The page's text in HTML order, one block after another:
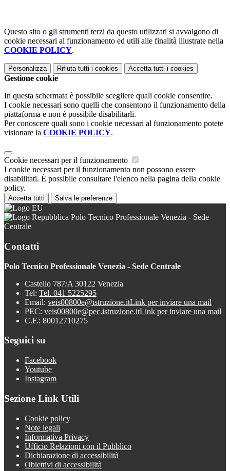
Questo sito o gli strumenti terzi da questo utilizzati si avvalgono di
cookie necessari al funzionamento ed utili alle finalità illustrate nella
COOKIE POLICY.
Personalizza Rifiuta tutti i cookies Accetta tutti i cookies
Gestione cookie
In questa schermata è possibile scegliere quali cookie consentire.
I cookie necessari sono quelli che consentono il funzionamento della
piattaforma e non è possibile disabilitarli.
Per conoscere quali sono i cookie necessari al funzionamento potete
visionare la COOKIE POLICY.
Cookie necessari per il funzionamento
I cookie necessari per il funzionamento non possono essere
disabilitati. È possibile consultare l'elenco nella pagina della cookie
policy.
Accetta tutti Salva le preferenze
Polo Tecnico Professionale Venezia - Sede
Centrale
Contatti
Polo Tecnico Professionale Venezia - Sede Centrale
Castello 787/A 30122 Venezia
Tel: Tel. 041 5225295
Email: veis00800e@istruzione.itLink per inviare una mail
PEC: veis00800e@pec.istruzione.itLink per inviare una mail
C.F.: 80012710275
Seguici su
Facebook
Youtube
Instagram
Sezione Link Utili
Cookie policy
Note legali
Informativa Privacy
Ufficio Relazioni con il Pubblico
Dichiarazione di accessibilità
Obiettivi di accessibilità